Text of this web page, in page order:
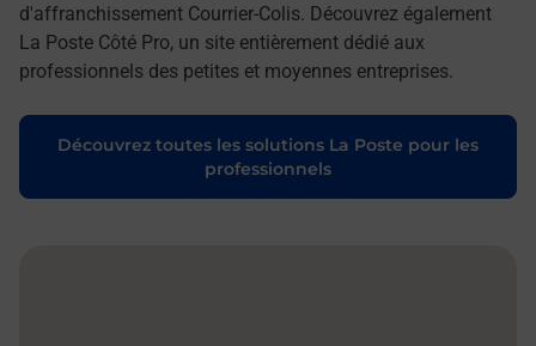
d'affranchissement Courrier-Colis. Découvrez également
La Poste Côté Pro, un site entièrement dédié aux
professionnels des petites et moyennes entreprises.
Découvrez toutes les solutions La Poste pour les
professionnels